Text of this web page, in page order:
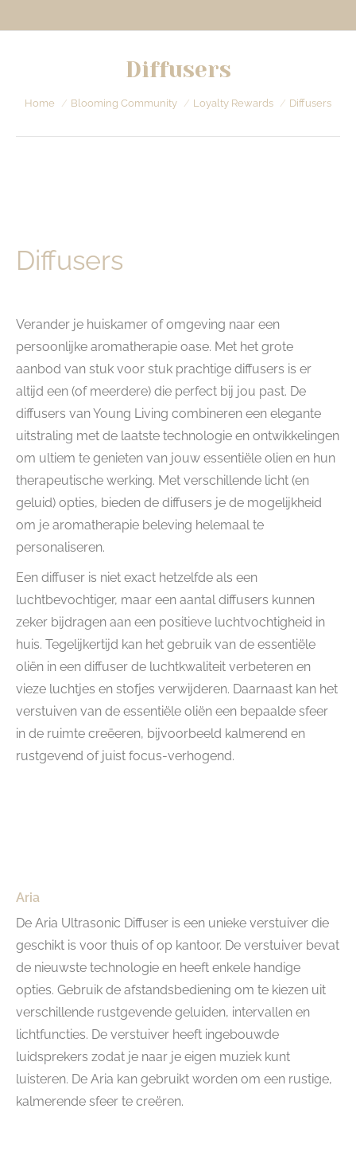
Diffusers
Je bent hier:
Home Blooming Community Loyalty Rewards Diffusers
Diffusers
Verander je huiskamer of omgeving naar een
persoonlijke aromatherapie oase. Met het grote
aanbod van stuk voor stuk prachtige diffusers is er
altijd een (of meerdere) die perfect bij jou past. De
diffusers van Young Living combineren een elegante
uitstraling met de laatste technologie en ontwikkelingen
om ultiem te genieten van jouw essentiële olien en hun
therapeutische werking. Met verschillende licht (en
geluid) opties, bieden de diffusers je de mogelijkheid
om je aromatherapie beleving helemaal te
personaliseren.
Een diffuser is niet exact hetzelfde als een
luchtbevochtiger, maar een aantal diffusers kunnen
zeker bijdragen aan een positieve luchtvochtigheid in
huis. Tegelijkertijd kan het gebruik van de essentiële
oliën in een diffuser de luchtkwaliteit verbeteren en
vieze luchtjes en stofjes verwijderen. Daarnaast kan het
verstuiven van de essentiële oliën een bepaalde sfeer
in de ruimte creëeren, bijvoorbeeld kalmerend en
rustgevend of juist focus-verhogend.
Aria
De Aria Ultrasonic Diffuser is een unieke verstuiver die
geschikt is voor thuis of op kantoor. De verstuiver bevat
de nieuwste technologie en heeft enkele handige
opties. Gebruik de afstandsbediening om te kiezen uit
verschillende rustgevende geluiden, intervallen en
lichtfuncties. De verstuiver heeft ingebouwde
luidsprekers zodat je naar je eigen muziek kunt
luisteren. De Aria kan gebruikt worden om een rustige,
kalmerende sfeer te creëren.